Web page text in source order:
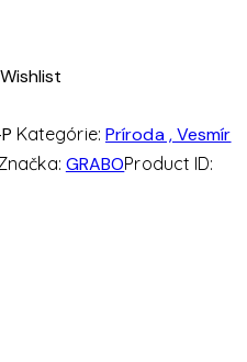
Kategórie: Príroda , Vesmír
GRABOProduct ID: